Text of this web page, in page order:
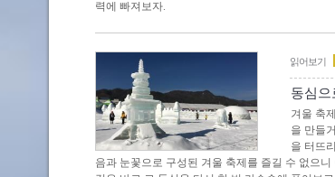
력에 빠져보자.
읽어보기
동심으
겨울 축
을 만들
을 터뜨
음과 눈꽃으로 구성된 겨울 축제를 즐길 수 없으